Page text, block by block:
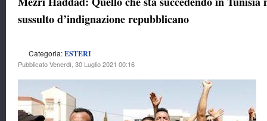
sussulto d’indignazione repubblicano
Categoria:ESTERI
Pubblicato Venerdì, 30 Luglio 2021 00:16